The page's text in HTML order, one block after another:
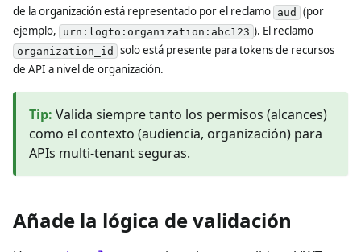
de la organización está representado por el reclamo aud
(por
ejemplo,
urn:logto:organization:abc123 ). El reclamo
organization_id
solo está presente para tokens de recursos
de API a nivel de organización.
Tip: Valida siempre tanto los permisos (alcances)
como el contexto (audiencia, organización) para
APIs multi-tenant seguras.
Añade la lógica de validación